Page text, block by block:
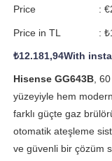
Price :
Price in TL :
₺12.181,94With
Hisense GG643B,
yüzeyiyle hem
farklı güçte gaz
otomatik ateşleme
ve güvenli bir çözüm